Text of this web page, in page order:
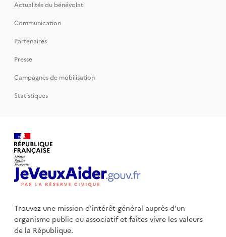
Actualités du bénévolat
Communication
Partenaires
Presse
Campagnes de mobilisation
Statistiques
Trouvez une mission d'intérêt général auprès d’un
organisme publicou associatif et faites vivre les valeurs
de la République.